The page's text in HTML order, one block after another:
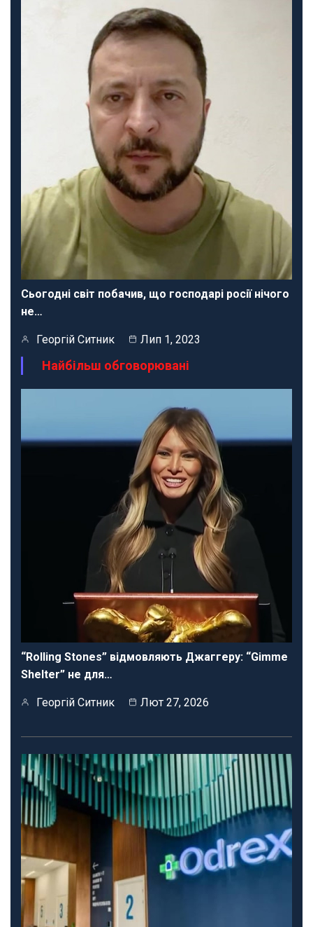
Сьогодні світ побачив, що господарі росії нічого
не…
Георгій Ситник Лип 1, 2023
Найбільш обговорювані
“Rolling Stones” відмовляють Джаггеру: “Gimme
Shelter” не для…
Георгій Ситник Лют 27, 2026